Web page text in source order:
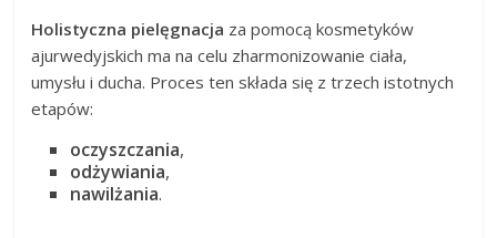
Holistyczna pielęgnacja za pomocą kosmetyków
ajurwedyjskich ma na celu zharmonizowanie ciała,
umysłu i ducha. Proces ten składa się z trzech istotnych
etapów:
oczyszczania,
odżywiania,
nawilżania.